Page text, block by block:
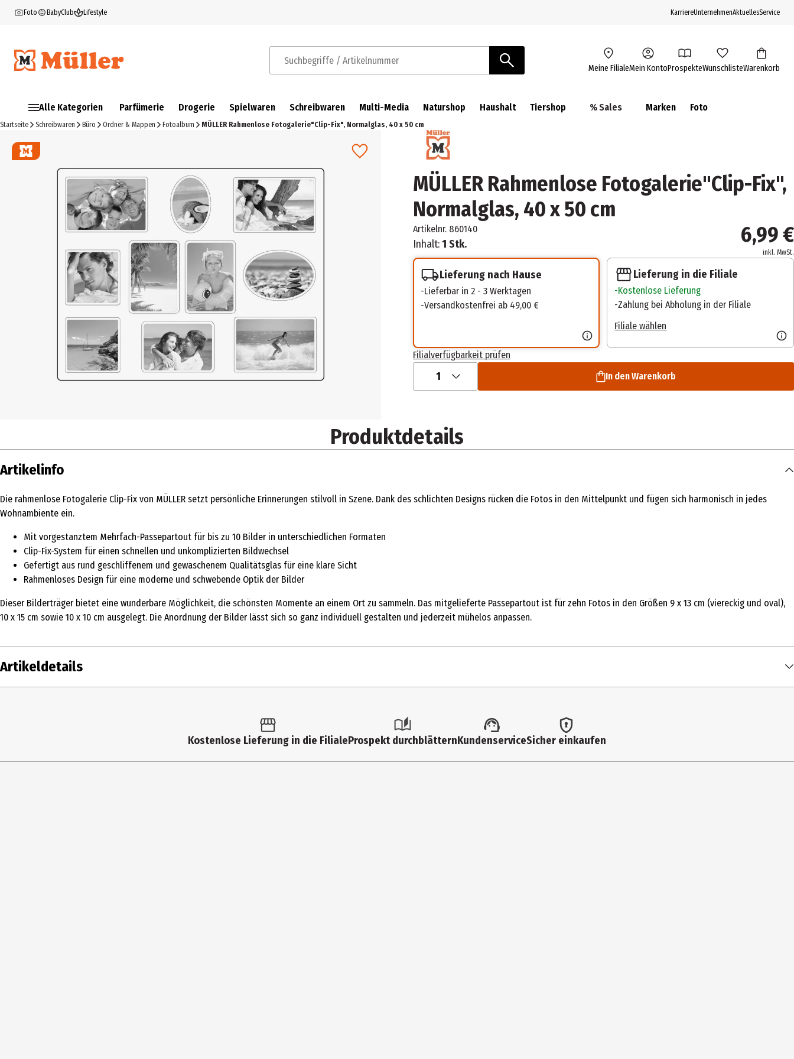
Foto BabyClub Lifestyle KarriereUnternehmenAktuellesService
Suchbegriffe / Artikelnummer Meine FilialeMein KontoProspekteWunschlisteWarenkorb
Alle Kategorien Parfümerie Drogerie Spielwaren Schreibwaren Multi-Media Naturshop Haushalt Tiershop % Sales Marken Foto
Startseite Schreibwaren Büro Ordner & Mappen Fotoalbum MÜLLER Rahmenlose Fotogalerie"Clip-Fix", Normalglas, 40 x 50 cm
MÜLLER Rahmenlose Fotogalerie"Clip-Fix",
Normalglas, 40 x 50 cm
Artikelnr. 860140
Inhalt:1 Stk. 6,99 €
inkl. MwSt.
Lieferung nach Hause
Lieferbar in 2 - 3 Werktagen
Versandkostenfrei ab 49,00 €
Lieferung in die Filiale
Kostenlose Lieferung
Zahlung bei Abholung in der Filiale
Filiale wählen
Filialverfügbarkeit prüfen
1 In den Warenkorb
Produktdetails
Artikelinfo
Die rahmenlose Fotogalerie Clip-Fix von MÜLLER setzt persönliche Erinnerungen stilvoll in Szene. Dank des schlichten Designs rücken die Fotos in den Mittelpunkt und fügen sich harmonisch in jedes
Wohnambiente ein.
Mit vorgestanztem Mehrfach-Passepartout für bis zu 10 Bilder in unterschiedlichen Formaten
Clip-Fix-System für einen schnellen und unkomplizierten Bildwechsel
Gefertigt aus rund geschliffenem und gewaschenem Qualitätsglas für eine klare Sicht
Rahmenloses Design für eine moderne und schwebende Optik der Bilder
Dieser Bilderträger bietet eine wunderbare Möglichkeit, die schönsten Momente an einem Ort zu sammeln. Das mitgelieferte Passepartout ist für zehn Fotos in den Größen 9 x 13 cm (viereckig und oval),
10 x 15 cm sowie 10 x 10 cm ausgelegt. Die Anordnung der Bilder lässt sich so ganz individuell gestalten und jederzeit mühelos anpassen.
Artikeldetails
Müller Handels GmbH&Co. KG
Kostenlose Lieferung in die FilialeProspekt durchblätternKundenserviceSicher einkaufen